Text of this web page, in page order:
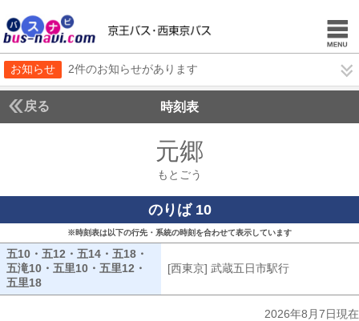
お知らせ 2件のお知らせがあります
戻る 時刻表
元郷
もとごう
のりば 10
※時刻表は以下の行先・系統の時刻を合わせて表示しています
五10・五12・五14・五18・
五滝10・五里10・五里12・
五里18
[西東京] 武蔵五日市駅行
2026年8月7日現在